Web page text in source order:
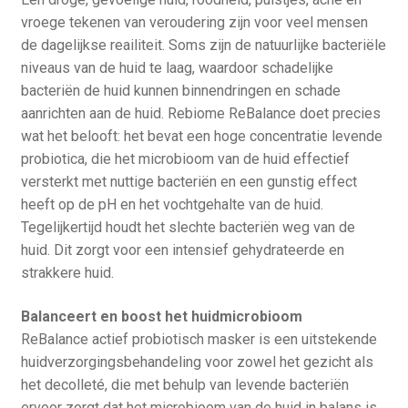
vroege tekenen van veroudering zijn voor veel mensen
de dagelijkse reailiteit. Soms zijn de natuurlijke bacteriële
niveaus van de huid te laag, waardoor schadelijke
bacteriën de huid kunnen binnendringen en schade
aanrichten aan de huid. Rebiome ReBalance doet precies
wat het belooft: het bevat een hoge concentratie levende
probiotica, die het microbioom van de huid effectief
versterkt met nuttige bacteriën en een gunstig effect
heeft op de pH en het vochtgehalte van de huid.
Tegelijkertijd houdt het slechte bacteriën weg van de
huid. Dit zorgt voor een intensief gehydrateerde en
strakkere huid.
Balanceert en boost het huidmicrobioom
ReBalance actief probiotisch masker is een uitstekende
huidverzorgingsbehandeling voor zowel het gezicht als
het decolleté, die met behulp van levende bacteriën